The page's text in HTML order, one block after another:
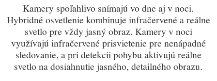
Kamery spoľahlivo snímajú vo dne aj v noci.
Hybridné osvetlenie kombinuje infračervené a reálne
svetlo pre vždy jasný obraz. Kamery v noci
využívajú infračervené prisvietenie pre nenápadné
sledovanie, a pri detekcii pohybu aktivujú reálne
svetlo na dosiahnutie jasného, detailného obrazu.